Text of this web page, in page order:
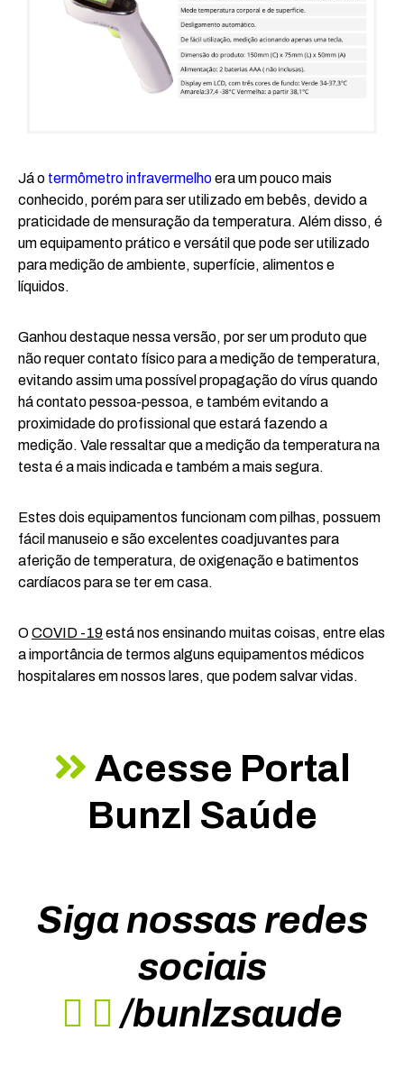
Já o termômetro infravermelhoera um pouco mais
conhecido, porém para ser utilizado em bebês, devido a
praticidade de mensuração da temperatura. Além disso, é
um equipamento prático e versátil que pode ser utilizado
para medição de ambiente, superfície, alimentos e
líquidos.
Ganhou destaque nessa versão, por ser um produto que
não requer contato físico para a medição de temperatura,
evitando assim uma possível propagação do vírus quando
há contato pessoa-pessoa, e também evitando a
proximidade do profissional que estará fazendo a
medição. Vale ressaltar que a medição da temperatura na
testa é a mais indicada e também a mais segura.
Estes dois equipamentos funcionam com pilhas, possuem
fácil manuseio e são excelentes coadjuvantes para
aferição de temperatura, de oxigenação e batimentos
cardíacos para se ter em casa.
OCOVID -19está nos ensinando muitas coisas, entre elas
a importância de termos alguns equipamentos médicos
hospitalares em nossos lares, que podem salvar vidas.
Acesse Portal
Bunzl Saúde
Siga nossas redes
sociais
/bunlzsaude